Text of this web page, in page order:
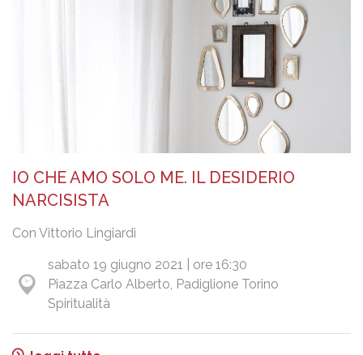
IO CHE AMO SOLO ME. IL DESIDERIO
NARCISISTA
Con Vittorio Lingiardi
sabato 19 giugno 2021 | ore 16:30
Piazza Carlo Alberto, Padiglione Torino
Spiritualità